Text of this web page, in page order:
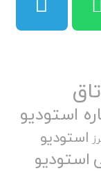
استودیو
استودیو
استودیو